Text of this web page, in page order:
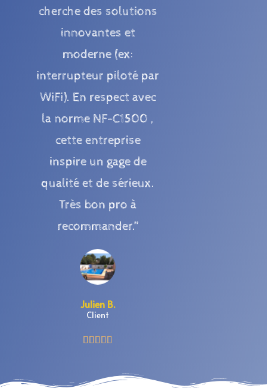
cherche des solutions
innovantes et
moderne (ex:
interrupteur piloté par
WiFi). En respect avec
la norme NF-C1500 ,
cette entreprise
inspire un gage de
qualité et de sérieux.
Très bon pro à
recommander.”
Julien B.
Client
    